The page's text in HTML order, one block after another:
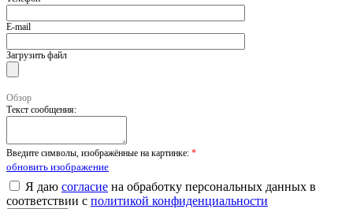
E-mail
Загрузить файл
Обзор
Текст сообщения:
Введите символы, изображённые на картинке: *
обновить изображение
Я даю согласие на обработку персональных данных в
соответствии с политикой конфиденциальности